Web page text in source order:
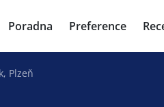
Poradna Preference
Plzeň